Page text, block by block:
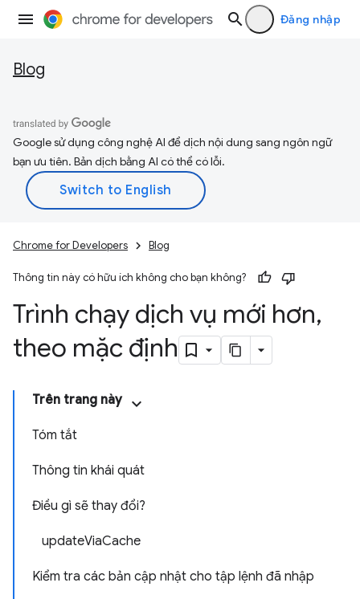
Đăng nhập
Blog
Google sử dụng công nghệ AI để dịch nội dung sang ngôn ngữ
bạn ưu tiên. Bản dịch bằng AI có thể có lỗi.
Chrome for Developers Blog
Thông tin này có hữu ích không cho bạn không?
Trình chạy dịch vụ mới hơn,
theo mặc định
Trên trang này
Tóm tắt
Thông tin khái quát
Điều gì sẽ thay đổi?
updateViaCache
Kiểm tra các bản cập nhật cho tập lệnh đã nhập